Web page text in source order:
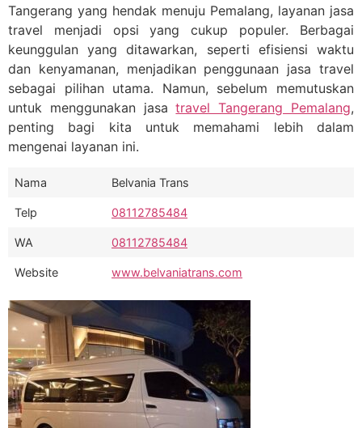
Tangerang yang hendak menuju Pemalang, layanan jasa
travel menjadi opsi yang cukup populer. Berbagai
keunggulan yang ditawarkan, seperti efisiensi waktu
dan kenyamanan, menjadikan penggunaan jasa travel
sebagai pilihan utama. Namun, sebelum memutuskan
untuk menggunakan jasatravel Tangerang Pemalang,
penting bagi kita untuk memahami lebih dalam
mengenai layanan ini.
Nama Belvania Trans
Telp 08112785484
WA 08112785484
Website www.belvaniatrans.com